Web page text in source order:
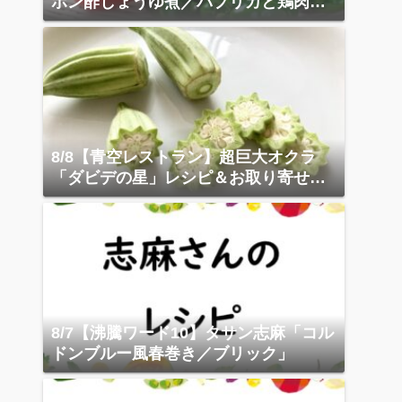
スープ煮
8/8【青空レストラン】超巨大オクラ
「ダビデの星」レシピ＆お取り寄せガ
イド
8/7【沸騰ワード10】タサン志麻「コル
ドンブルー風春巻き／ブリック」